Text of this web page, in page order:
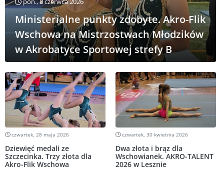
Ministerialne punkty zdobyte. Akro-Flik
Wschowa na Mistrzostwach Młodzików
w Akrobatyce Sportowej strefy B
czwartek, 28 maja 2026
Dziewięć medali ze
Szczecinka. Trzy złota dla
Akro-Flik Wschowa
czwartek, 30 kwietnia 2026
Dwa złota i brąz dla
Wschowianek. AKRO-TALENT
2026 w Lesznie